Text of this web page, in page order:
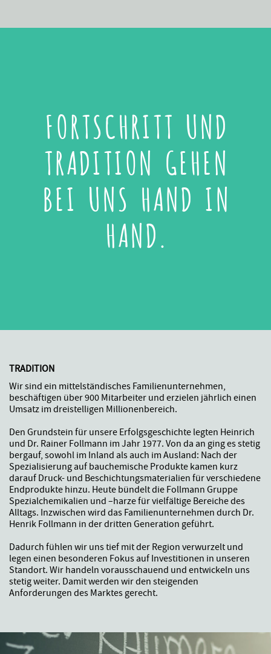
FORTSCHRITT UND
TRADITION GEHEN
BEI UNS HAND IN
HAND.
TRADITION
Wir sind ein mittelständisches Familienunternehmen,
beschäftigen über 900 Mitarbeiter und erzielen jährlich einen
Umsatz im dreistelligen Millionenbereich.
Den Grundstein für unsere Erfolgsgeschichte legten Heinrich
und Dr. Rainer Follmann im Jahr 1977. Von da an ging es stetig
bergauf, sowohl im Inland als auch im Ausland: Nach der
Spezialisierung auf bauchemische Produkte kamen kurz
darauf Druck- und Beschichtungsmaterialien für verschiedene
Endprodukte hinzu. Heute bündelt die Follmann Gruppe
Spezialchemikalien und –harze für vielfältige Bereiche des
Alltags. Inzwischen wird das Familienunternehmen durch Dr.
Henrik Follmann in der dritten Generation geführt.
Dadurch fühlen wir uns tief mit der Region verwurzelt und
legen einen besonderen Fokus auf Investitionen in unseren
Standort. Wir handeln vorausschauend und entwickeln uns
stetig weiter. Damit werden wir den steigenden
Anforderungen des Marktes gerecht.